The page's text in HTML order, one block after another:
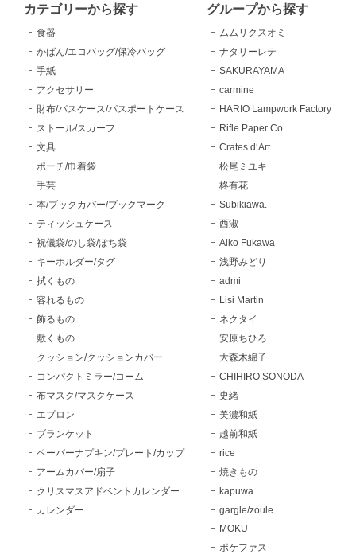
カテゴリーから探す
食器
かばん/エコバッグ/保冷バッグ
手紙
アクセサリー
財布/パスケース/パスポートケース
ストール/スカーフ
文具
ポーチ/巾着袋
手芸
本/ブックカバー/ブックマーク
ティッシュケース
祝儀袋/のし袋/ぽち袋
キーホルダー/タグ
拭くもの
容れるもの
飾るもの
敷くもの
クッション/クッションカバー
コンパクトミラー/コーム
布マスク/マスクケース
エプロン
ブランケット
ペーパーナプキン/プレート/カップ
アームカバー/扇子
クリスマスアドベントカレンダー
カレンダー
グループから探す
ムムリクスオミ
ナタリーレテ
SAKURAYAMA
carmine
HARIO Lampwork Factory
Rifle Paper Co.
Crates d‘Art
松尾ミユキ
柊有花
Subikiawa.
西淑
Aiko Fukawa
浅野みどり
admi
Lisi Martin
ネクタイ
安原ちひろ
大森木綿子
CHIHIRO SONODA
史緒
美濃和紙
越前和紙
rice
焼きもの
kapuwa
gargle/zoule
MOKU
ポケファス